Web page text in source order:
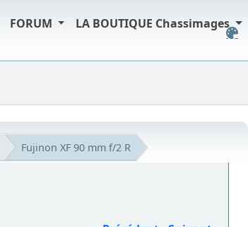
FORUM LA BOUTIQUE Chassimages
Fujinon XF 90 mm f/2 R